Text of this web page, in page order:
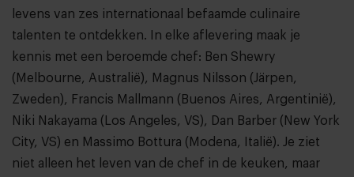
levens van zes internationaal befaamde culinaire
talenten te ontdekken. In elke aflevering maak je
kennis met een beroemde chef: Ben Shewry
(Melbourne, Australië), Magnus Nilsson (Järpen,
Zweden), Francis Mallmann (Buenos Aires, Argentinië),
Niki Nakayama (Los Angeles, VS), Dan Barber (New York
City, VS) en Massimo Bottura (Modena, Italië). Je ziet
niet alleen het leven van de chef in de keuken, maar